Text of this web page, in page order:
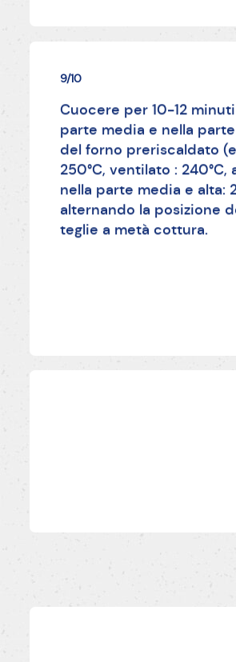
9/10
Cuocere per 10-12
parte media e nella
del forno preriscaldato
250°C, ventilato : 240°C,
nella parte media e alta:
alternando la posizione
teglie a metà cottura.